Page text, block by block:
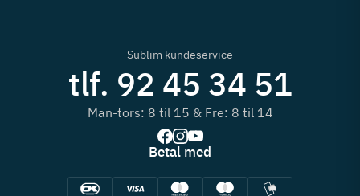
Sublim kundeservice
tlf. 92 45 34 51
Man-tors: 8 til 15 & Fre: 8 til 14
Betal med